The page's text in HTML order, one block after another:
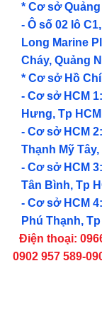
* Cơ sở
- Ô số 02 lô
Long Marine
Cháy, Quảng
* Cơ sở Hồ
- Cơ sở HCM
Hưng, Tp HCM
- Cơ sở HCM
Thạnh Mỹ Tây,
- Cơ sở HCM
Tân Bình, Tp
- Cơ sở HCM
Phú Thạnh, Tp
Điện thoại:
0902 957 589-